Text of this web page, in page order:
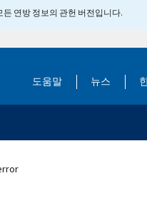
든 연방 정보의 관헌 버전입니다.
도움말 뉴스